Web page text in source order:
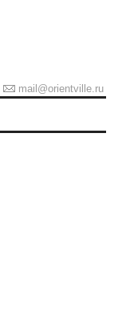
mail@orientville.ru